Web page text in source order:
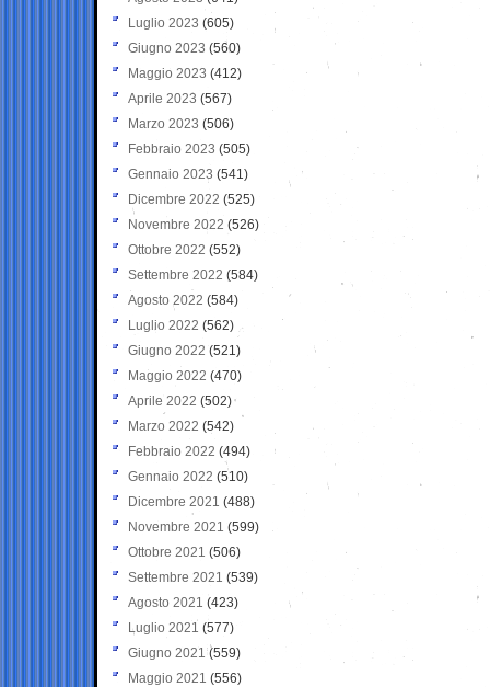
Luglio 2023 (605)
Giugno 2023 (560)
Maggio 2023 (412)
Aprile 2023 (567)
Marzo 2023 (506)
Febbraio 2023 (505)
Gennaio 2023 (541)
Dicembre 2022 (525)
Novembre 2022 (526)
Ottobre 2022 (552)
Settembre 2022 (584)
Agosto 2022 (584)
Luglio 2022 (562)
Giugno 2022 (521)
Maggio 2022 (470)
Aprile 2022 (502)
Marzo 2022 (542)
Febbraio 2022 (494)
Gennaio 2022 (510)
Dicembre 2021 (488)
Novembre 2021 (599)
Ottobre 2021 (506)
Settembre 2021 (539)
Agosto 2021 (423)
Luglio 2021 (577)
Giugno 2021(559)
Maggio 2021 (556)